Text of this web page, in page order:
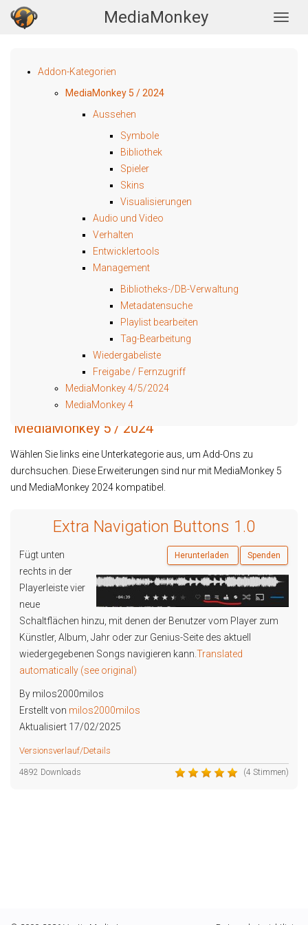
MediaMonkey
MediaMonkey 5 / 2024
Wählen Sie links eine Unterkategorie aus, um Add-Ons zu
durchsuchen. Diese Erweiterungen sind nur mit MediaMonkey 5
und MediaMonkey 2024 kompatibel.
Extra Navigation Buttons 1.0
Herunterladen Spenden
Fügt unten
rechts in der
Playerleiste vier
neue
Schaltflächen hinzu, mit denen der Benutzer vom Player zum
Künstler, Album, Jahr oder zur Genius-Seite des aktuell
wiedergegebenen Songs navigieren kann. Translated
automatically (see original)
By milos2000milos
Erstellt von milos2000milos
Aktualisiert 17/02/2025
Versionsverlauf/Details
(4 Stimmen)
4892 Downloads
Addon-Kategorien
MediaMonkey 5 / 2024
Aussehen
Symbole
Bibliothek
Spieler
Skins
Visualisierungen
Audio und Video
Verhalten
Entwicklertools
Management
Bibliotheks-/DB-Verwaltung
Metadatensuche
Playlist bearbeiten
Tag-Bearbeitung
Wiedergabeliste
Freigabe / Fernzugriff
MediaMonkey 4/5/2024
MediaMonkey 4